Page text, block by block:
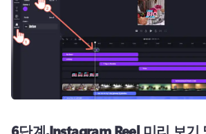
6단계.Instagram Reel 미리 보기